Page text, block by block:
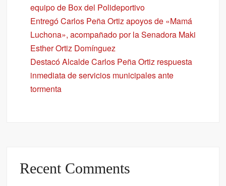
equipo de Box del Polideportivo
Entregó Carlos Peña Ortiz apoyos de «Mamá
Luchona», acompañado por la Senadora Maki
Esther Ortiz Domínguez
Destacó Alcalde Carlos Peña Ortiz respuesta
inmediata de servicios municipales ante
tormenta
Recent Comments